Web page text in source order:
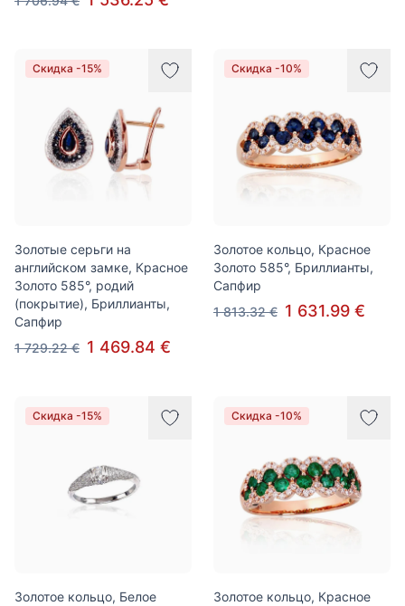
Скидка -15%
Золотые серьги на
английском замке, Красное
Золото 585°, родий
(покрытие), Бриллианты,
Сапфир
1 729.22 € 1 469.84 €
Скидка -10%
Золотое кольцо, Красное
Золото 585°, Бриллианты,
Сапфир
1 813.32 € 1 631.99 €
Скидка -15%
Золотое кольцо, Белое
Скидка -10%
Золотое кольцо, Красное